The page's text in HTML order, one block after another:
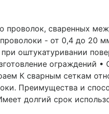
проволок, сваренных
- от 0,4 до 20
оштукатуривании
ограждений •
К сварным сеткам
Преимущества и
долгий срок